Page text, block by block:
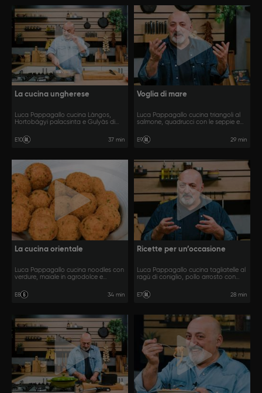
La cucina ungherese
Luca Pappagallo cucina Làngos,
Hortobágyi palacsinta e Gulyàs di
E10 37 min
Voglia di mare
Luca Pappagallo cucina triangoli al
salmone, quadrucci con le seppie e
E9 29 min
La cucina orientale
Luca Pappagallo cucina noodles con
verdure, maiale in agrodolce e
E8 34 min
Ricette per un’occasione
Luca Pappagallo cucina tagliatelle al
ragù di coniglio, pollo arrosto con
agrodolce.
E7 28 min